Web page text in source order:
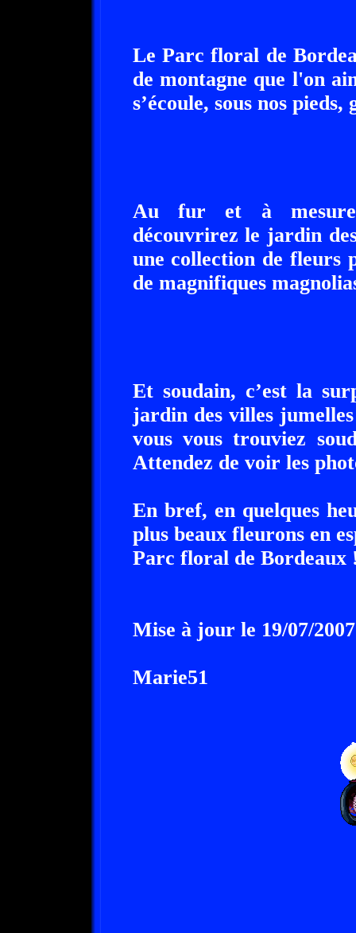
Le Parc floral de
de montagne que l'on
s’écoule, sous nos
Au fur et à mesure,
découvrirez le jardin
une collection de fleurs
de magnifiques
Et soudain, c’est la
jardin des villes
vous vous trouviez
Attendez de voir les
En bref, en quelques
plus beaux fleurons en
Parc floral de Bordeaux
Mise à jour le 19/07/2007
Marie51